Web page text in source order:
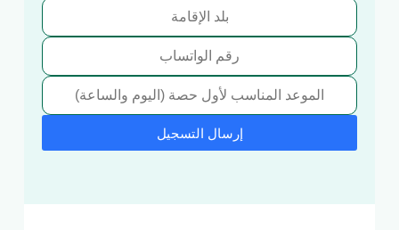
إرسال التسجيل